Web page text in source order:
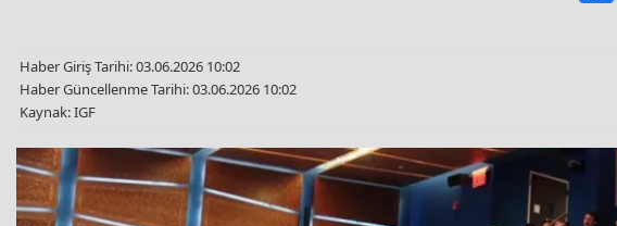
Haber Giriş Tarihi: 03.06.2026 10:02
Haber Güncellenme Tarihi: 03.06.2026 10:02
Kaynak: IGF